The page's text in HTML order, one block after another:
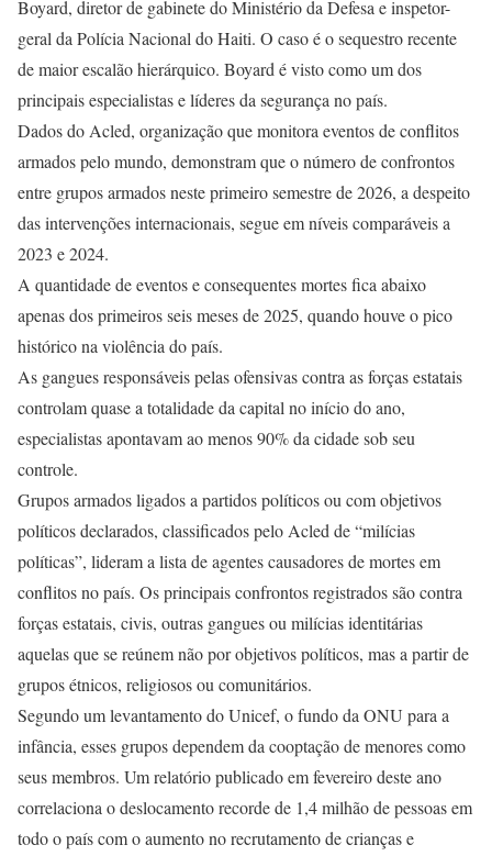
Boyard, diretor de gabinete do Ministério da Defesa e inspetor-
geral da Polícia Nacional do Haiti. O caso é o sequestro recente
de maior escalão hierárquico. Boyard é visto como um dos
principais especialistas e líderes da segurança no país.
Dados do Acled, organização que monitora eventos de conflitos
armados pelo mundo, demonstram que o número de confrontos
entre grupos armados neste primeiro semestre de 2026, a despeito
das intervenções internacionais, segue em níveis comparáveis a
2023 e 2024.
A quantidade de eventos e consequentes mortes fica abaixo
apenas dos primeiros seis meses de 2025, quando houve o pico
histórico na violência do país.
As gangues responsáveis pelas ofensivas contra as forças estatais
controlam quase a totalidade da capital no início do ano,
especialistas apontavam ao menos 90% da cidade sob seu
controle.
Grupos armados ligados a partidos políticos ou com objetivos
políticos declarados, classificados pelo Acled de “milícias
políticas”, lideram a lista de agentes causadores de mortes em
conflitos no país. Os principais confrontos registrados são contra
forças estatais, civis, outras gangues ou milícias identitárias
aquelas que se reúnem não por objetivos políticos, mas a partir de
grupos étnicos, religiosos ou comunitários.
Segundo um levantamento do Unicef, o fundo da ONU para a
infância, esses grupos dependem da cooptação de menores como
seus membros. Um relatório publicado em fevereiro deste ano
correlaciona o deslocamento recorde de 1,4 milhão de pessoas em
todo o país com o aumento no recrutamento de crianças e